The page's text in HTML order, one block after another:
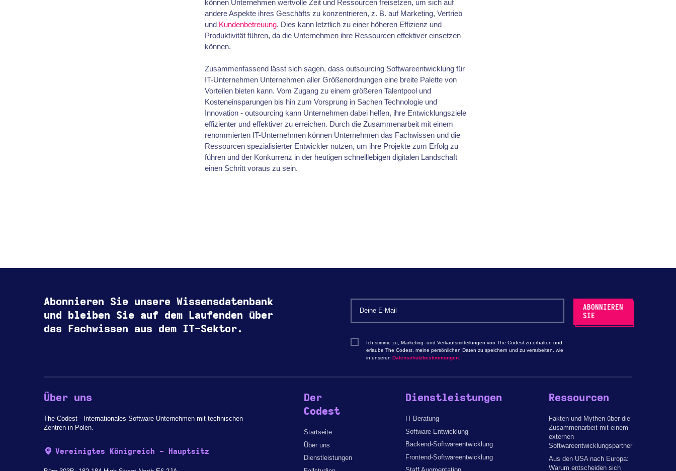
können Unternehmen wertvolle Zeit und Ressourcen freisetzen, um sich auf
andere Aspekte ihres Geschäfts zu konzentrieren, z. B. auf Marketing, Vertrieb
und Kundenbetreuung. Dies kann letztlich zu einer höheren Effizienz und
Produktivität führen, da die Unternehmen ihre Ressourcen effektiver einsetzen
können.
Zusammenfassend lässt sich sagen, dass outsourcing Softwareentwicklung für
IT-Unternehmen Unternehmen aller Größenordnungen eine breite Palette von
Vorteilen bieten kann. Vom Zugang zu einem größeren Talentpool und
Kosteneinsparungen bis hin zum Vorsprung in Sachen Technologie und
Innovation - outsourcing kann Unternehmen dabei helfen, ihre Entwicklungsziele
effizienter und effektiver zu erreichen. Durch die Zusammenarbeit mit einem
renommierten IT-Unternehmen können Unternehmen das Fachwissen und die
Ressourcen spezialisierter Entwickler nutzen, um ihre Projekte zum Erfolg zu
führen und der Konkurrenz in der heutigen schnelllebigen digitalen Landschaft
einen Schritt voraus zu sein.
Abonnieren Sie unsere Wissensdatenbank
und bleiben Sie auf dem Laufenden über
das Fachwissen aus dem IT-Sektor.
Ich stimme zu, Marketing- und Verkaufsmitteilungen von The Codest zu erhalten und
erlaube The Codest, meine persönlichen Daten zu speichern und zu verarbeiten, wie
in unserenDatenschutzbestimmungen.
Über uns
The Codest - Internationales Software-Unternehmen mit technischen
Zentren in Polen.
Vereinigtes Königreich - Hauptsitz
Der
Codest
Startseite
Über uns
Dienstleistungen
Dienstleistungen
IT-Beratung
Software-Entwicklung
Backend-Softwareentwicklung
Frontend-Softwareentwicklung
Ressourcen
Fakten und Mythen über die
Zusammenarbeit mit einem
externen
Softwareentwicklungspartner
Aus den USA nach Europa:
Warum entscheiden sich